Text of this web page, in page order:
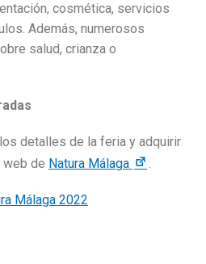
cosmética, servicios
Además, numerosos
salud, crianza o
detalles de la feria y adquirir
web de Natura Málaga .